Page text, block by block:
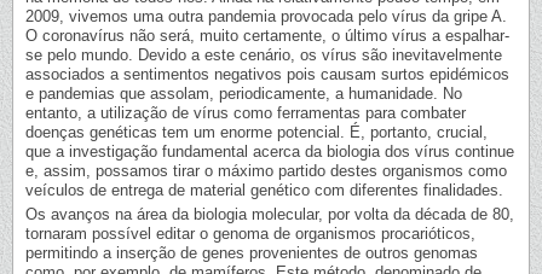
2009, vivemos uma outra pandemia provocada pelo vírus da gripe A.
O coronavírus não será, muito certamente, o último vírus a espalhar-
se pelo mundo. Devido a este cenário, os vírus são inevitavelmente
associados a sentimentos negativos pois causam surtos epidémicos
e pandemias que assolam, periodicamente, a humanidade. No
entanto, a utilização de vírus como ferramentas para combater
doenças genéticas tem um enorme potencial. É, portanto, crucial,
que a investigação fundamental acerca da biologia dos vírus continue
e, assim, possamos tirar o máximo partido destes organismos como
veículos de entrega de material genético com diferentes finalidades.
Os avanços na área da biologia molecular, por volta da década de 80,
tornaram possível editar o genoma de organismos procarióticos,
permitindo a inserção de genes provenientes de outros genomas